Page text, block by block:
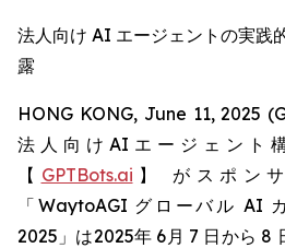
法人向け AI エージェントの実践
露
HONG KONG, June 11, 2025
法人向けAIエージェント
【 GPTBots.ai 】 がスポン
「WaytoAGI グローバル AI
2025」は2025年 6月 7 日から 8